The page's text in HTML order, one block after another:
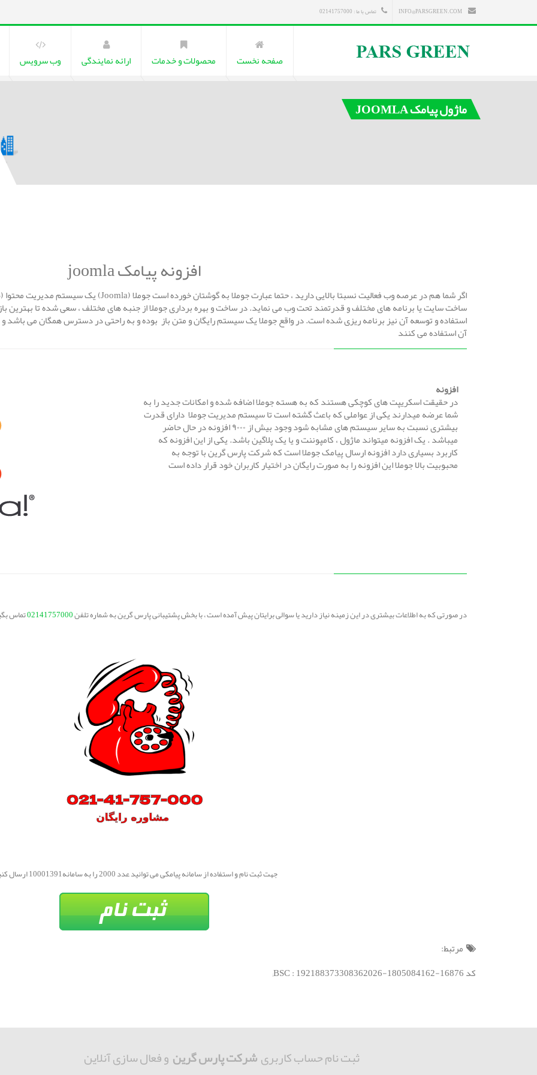
تماس با ما : 02141757000
صفحه نخست محصولات و خدمات ارائه نمایندگی وب سرویس
ماژول پیامک JOOMLA
افزونه پیامک joomla
ساخت سایت یا برنامه های مختلف و قدرتمند تحت وب می نماید. در ساخت و بهره برداری جوملا از جنبه های مختلف ، سعی شده تا بهترین
استفاده و توسعه آن نیز برنامه ریزی شده است. در واقع جوملا یک سیستم رایگان و متن باز بوده و به راحتی در دسترس همگان می باشد و
آن استفاده می کنند
افزونه
در حقیقت اسکریپت های کوچکی هستند که به هسته جوملا اضافه شده و امکانات جدید را به
شما عرضه میدارند یکی از عواملی که باعث گشته است تا سیستم مدیریت جوملا دارای قدرت
بیشتری نسبت به سایر سیستم های مشابه شود وجود بیش از ۹۰۰۰ افزونه در حال حاضر
میباشد . یک افزونه میتواند ماژول ، کامپوننت و یا یک پلاگین باشد. یکی از این افزونه که
کاربرد بسیاری دارد افزونه ارسال پیامک جوملا است که شرکت پارس گرین با توجه به
محبوبیت بالا جوملا این افزونه را به صورت رایگان در اختیار کاربران خود قرار داده است
در صورتی که به اطلاعات بیشتری در این زمینه نیاز دارید یا سوالی برایتان پیش آمده است ، با بخش پشتیبانی پارس گرین به شماره تلفن02141757000تماس
جهت ثبت نام و استفاده از سامانه پیامکی می توانید عدد 2000 را به سامانه10001391 ارسال کنید.
مرتبط:
کد BSC : 192188373308362026-1805084162-16876;
ثبت نام حساب کاربریشرکت پارس گرین و فعال سازی آنلاین